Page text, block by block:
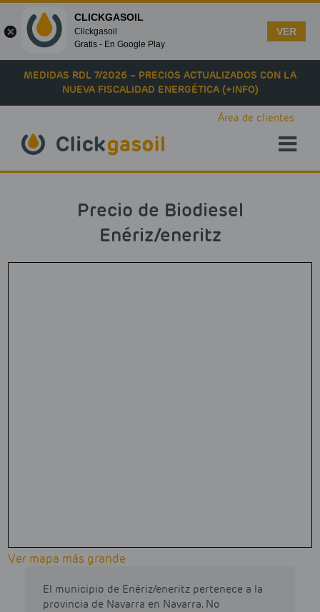
Skip to main content
MEDIDAS RDL 7/2026 – PRECIOS ACTUALIZADOS CON LA
NUEVA FISCALIDAD ENERGÉTICA (+INFO)
Área de clientes
Precio de Biodiesel
Enériz/eneritz
Ver mapa más grande
El municipio de Enériz/eneritz pertenece a la
provincia de Navarra en Navarra. No
CLICKGASOIL
Clickgasoil
Gratis - En Google Play
VER